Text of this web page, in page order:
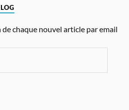
chaque nouvel article par email